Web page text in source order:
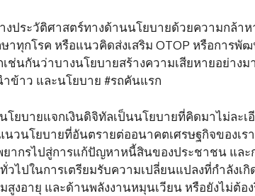
งประวัติศาสตร์ทางด้านนโยบายด้วยความกล้า
าทุกโรค หรือแนวคิดส่งเสริม OTOP หรือการ
เช่นกันว่าบางนโยบายสร้างความเสียหายอย่าง
ำข้าว และนโยบาย #รถคันแรก
โยบายแจกเงินดิจิทัลเป็นนโยบายที่คิดมาไม่ละเ
วนโยบายที่อันตรายต่ออนาคตเศรษฐกิจของเร
ากรไปสู่การแก้ปัญหาหนี้สินของประชาชน และ
ไปในการเตรียมรับความเปลี่ยนแปลงที่กำลังเ
สูงอายุ และด้านพลังงานหมุนเวียน หรือยังไม่ต้อ